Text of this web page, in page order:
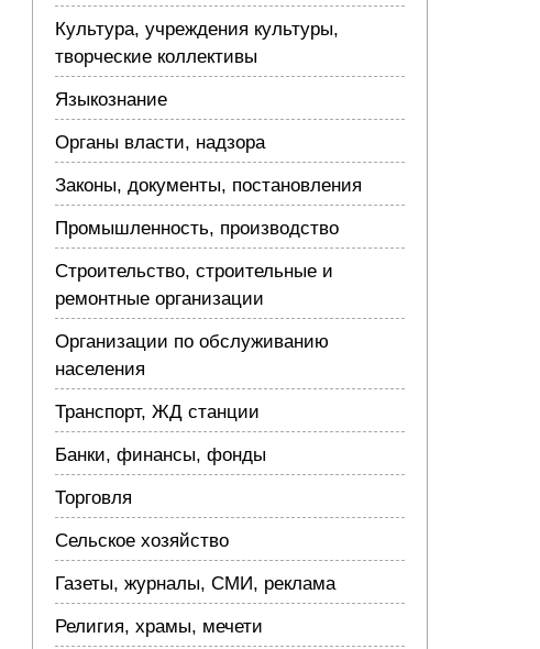
Культура, учреждения культуры,
творческие коллективы
Языкознание
Органы власти, надзора
Законы, документы, постановления
Промышленность, производство
Строительство, строительные и
ремонтные организации
Организации по обслуживанию
населения
Транспорт, ЖД станции
Банки, финансы, фонды
Торговля
Сельское хозяйство
Газеты, журналы, СМИ, реклама
Религия, храмы, мечети